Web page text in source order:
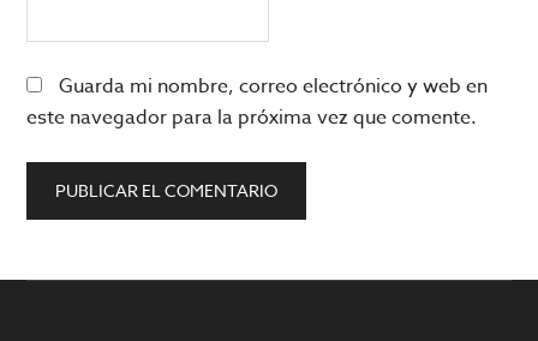
Guarda mi nombre, correo electrónico y web en
este navegador para la próxima vez que comente.